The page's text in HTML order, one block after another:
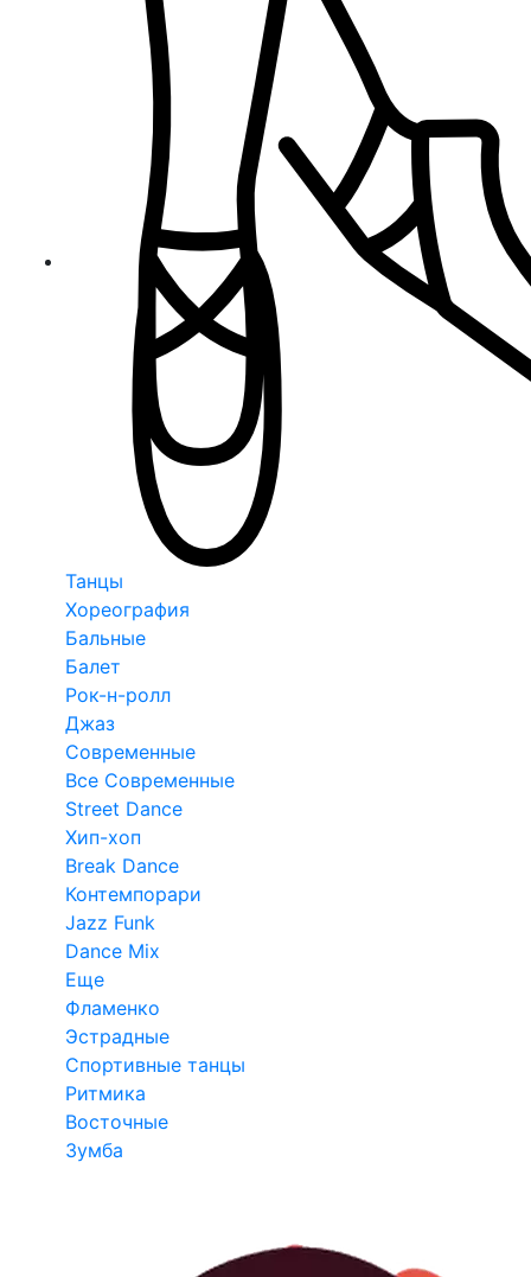
Танцы
Хореография
Бальные
Балет
Рок-н-ролл
Джаз
Современные
Все Современные
Street Dance
Хип-хоп
Break Dance
Контемпорари
Jazz Funk
Dance Mix
Еще
Фламенко
Эстрадные
Спортивные танцы
Ритмика
Восточные
Зумба